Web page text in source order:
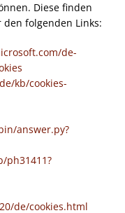
Diese finden
folgenden Links:
de-
kb/cookies-
answer.py?
ph31411?
de/cookies.html